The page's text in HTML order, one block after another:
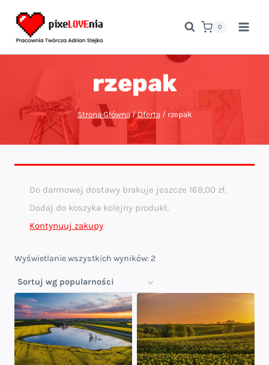
0
rzepak
Strona Główna / Oferta / rzepak
Do darmowej dostawy brakuje jeszcze 169,00 zł.
Dodaj do koszyka kolejny produkt.
Kontynuuj zakupy
Wyświetlanie wszystkich wyników: 2Posortowane
popularności